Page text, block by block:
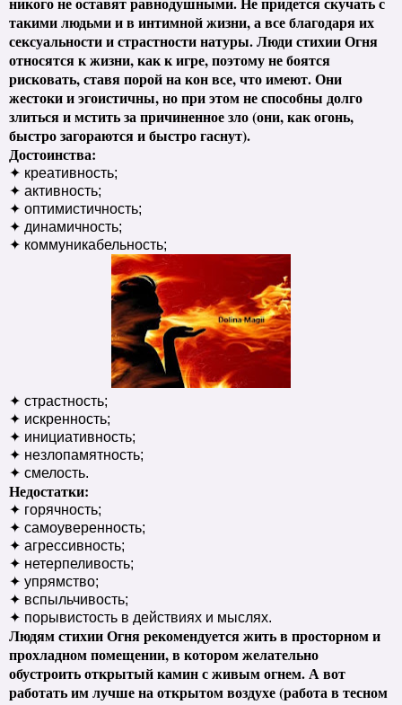
такими людьми и в интимной жизни, а все благодаря их
сексуальности и страстности натуры. Люди стихии Огня
относятся к жизни, как к игре, поэтому не боятся
рисковать, ставя порой на кон все, что имеют. Они
жестоки и эгоистичны, но при этом не способны долго
злиться и мстить за причиненное зло (они, как огонь,
быстро загораются и быстро гаснут).
Достоинства:
✦ креативность;
✦ активность;
✦ оптимистичность;
✦ динамичность;
✦ коммуникабельность;
✦ страстность;
✦ искренность;
✦ инициативность;
✦ незлопамятность;
✦ смелость.
Недостатки:
✦ горячность;
✦ самоуверенность;
✦ агрессивность;
✦ нетерпеливость;
✦ упрямство;
✦ вспыльчивость;
✦ порывистость в действиях и мыслях.
Людям стихии Огня рекомендуется жить в просторном и
прохладном помещении, в котором желательно
обустроить открытый камин с живым огнем. А вот
работать им лучше на открытом воздухе (работа в тесном